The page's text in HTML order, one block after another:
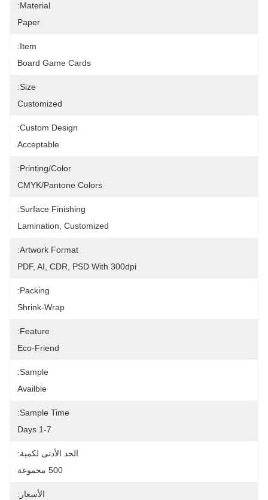
Material:
Paper
Item:
Board Game Cards
Size:
Customized
Custom Design:
Acceptable
Printing/Color:
CMYK/Pantone Colors
Surface Finishing:
Lamination, Customized
Artwork Format:
PDF, AI, CDR, PSD With 300dpi
Packing:
Shrink-Wrap
Feature:
Eco-Friend
Sample:
Availble
Sample Time:
1-7 Days
الحد الأدنى لكمية:
500 مجموعة
الأسعار: